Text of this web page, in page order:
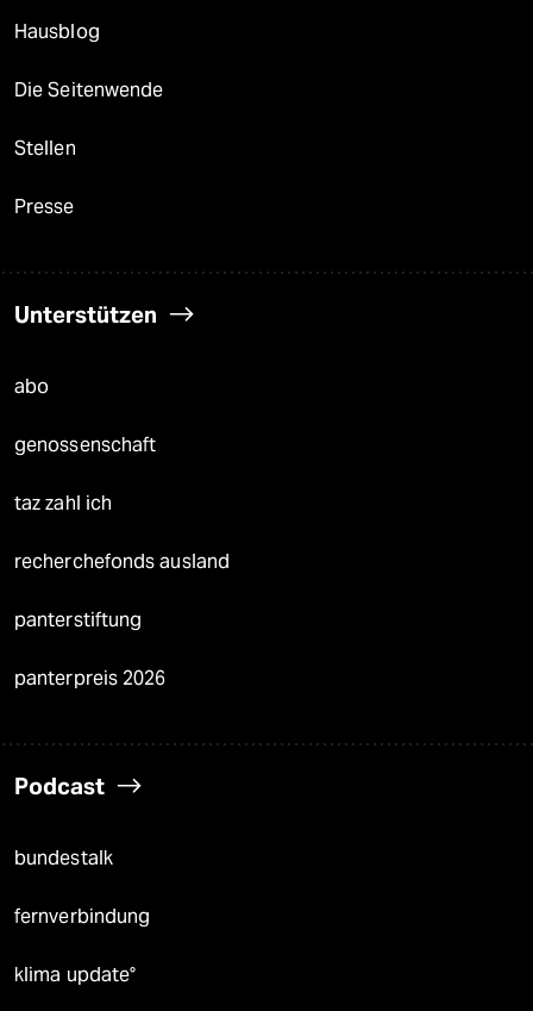
Hausblog
Die Seitenwende
Stellen
Presse
Unterstützen
abo
genossenschaft
taz zahl ich
recherchefonds ausland
panterstiftung
panterpreis 2026
Podcast
bundestalk
fernverbindung
klima update°